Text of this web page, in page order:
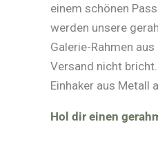
einem schönen
werden unsere
Galerie-Rahmen
Versand nicht
Einhaker aus Metall
Hol dir einen